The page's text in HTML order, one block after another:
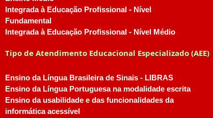
Integrada à Educação Profissional - Nível
Fundamental
Integrada à Educação Profissional - Nível Médio
Tipo de Atendimento Educacional Especializado (AEE)
Ensino da Língua Brasileira de Sinais - LIBRAS
Ensino da Língua Portuguesa na modalidade escrita
Ensino da usabilidade e das funcionalidades da
informática acessível